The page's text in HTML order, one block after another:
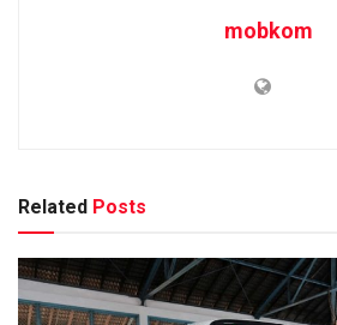
mobkom
Related Posts